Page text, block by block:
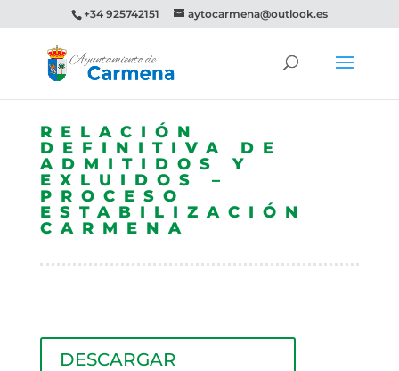
+34 925742151 aytocarmena@outlook.es
RELACIÓN
DEFINITIVA DE
ADMITIDOS Y
EXLUIDOS –
PROCESO
ESTABILIZACIÓN
CARMENA
DESCARGAR